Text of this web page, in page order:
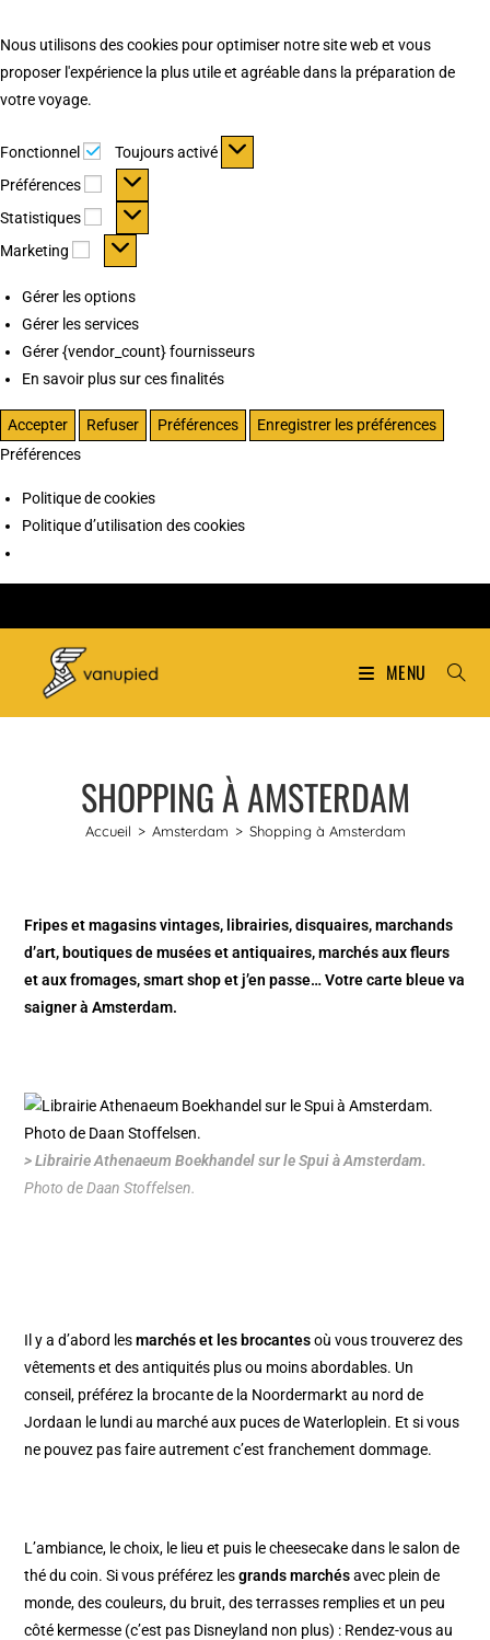
Nous utilisons des cookies pour optimiser notre site web et vous
proposer l'expérience la plus utile et agréable dans la préparation de
votre voyage.
Fonctionnel Fonctionnel
Toujours activé
Préférences
Préférences
Statistiques Statistiques
Marketing Marketing
Gérer les options
Gérer les services
Gérer {vendor_count} fournisseurs
En savoir plus sur ces finalités
Accepter Refuser Préférences
Enregistrer les préférences
Préférences
Politique de cookies
Politique d’utilisation des cookies
MENU
SHOPPING À AMSTERDAM
Accueil > Amsterdam > Shopping à Amsterdam
Fripes et magasins vintages, librairies, disquaires, marchands
d’art, boutiques de musées et antiquaires, marchés aux fleurs
et aux fromages, smart shop et j’en passe… Votre carte bleue va
saigner à Amsterdam.
> Librairie Athenaeum Boekhandel sur le Spui à Amsterdam.
Photo de Daan Stoffelsen.
Il y a d’abord lesmarchés et les brocantesoù vous trouverez des
vêtements et des antiquités plus ou moins abordables. Un
conseil, préférez la brocante de la Noordermarkt au nord de
Jordaan le lundi au marché aux puces de Waterloplein. Et si vous
ne pouvez pas faire autrement c’est franchement dommage.
L’ambiance, le choix, le lieu et puis le cheesecake dans lesalon de
thé du coin. Si vous préférez lesgrands marchésavec plein de
monde, des couleurs, du bruit, des terrasses remplies et un peu
côté kermesse (c’est pas Disneyland non plus) : Rendez-vous au